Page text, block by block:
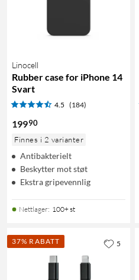
Linocell
Rubber case for iPhone 14
Svart
4.5 (184)
19990
Finnes i 2 varianter
Antibakterielt
Beskytter mot støt
Ekstra gripevennlig
Nettlager: 100+ st
37% RABATT 5